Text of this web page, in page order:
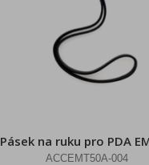
Pásek na ruku pro PDA
ACCEMT50A-004